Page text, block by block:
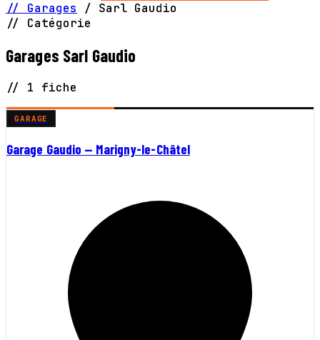
// Garages / Sarl Gaudio
// Catégorie
Garages Sarl Gaudio
// 1 fiche
GARAGE
Garage Gaudio — Marigny-le-Châtel